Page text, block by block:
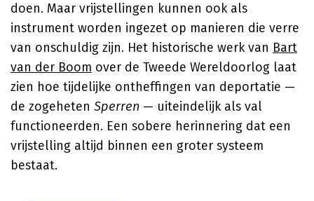
doen. Maar vrijstellingen kunnen ook als
instrument worden ingezet op manieren die verre
van onschuldig zijn. Het historische werk van Bart
van der Boom over de Tweede Wereldoorlog laat
zien hoe tijdelijke ontheffingen van deportatie —
de zogeheten Sperren — uiteindelijk als val
functioneerden. Een sobere herinnering dat een
vrijstelling altijd binnen een groter systeem
bestaat.